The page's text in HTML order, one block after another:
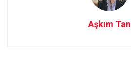
Aşkım Tan